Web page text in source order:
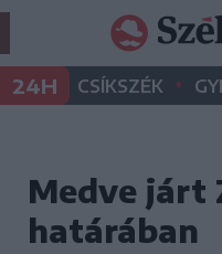
24H CSÍKSZÉK •
Medve járt
határában